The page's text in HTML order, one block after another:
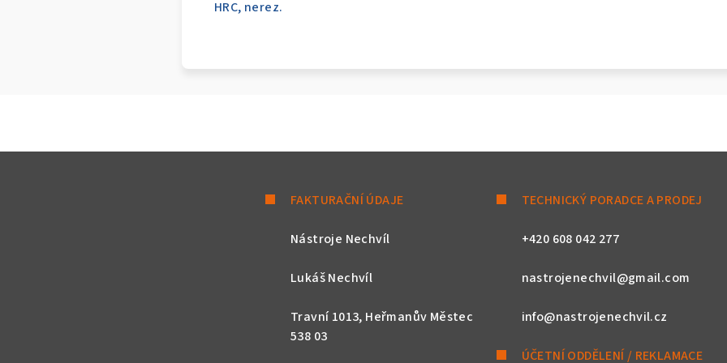
HRC, nerez.
FAKTURAČNÍ ÚDAJE
Nástroje Nechvíl
Lukáš Nechvíl
Travní 1013, Heřmanův Městec
538 03
TECHNICKÝ PORADCE A PRODEJ
+420 608 042 277
nastrojenechvil@gmail.com
info@nastrojenechvil.cz
ÚČETNÍ ODDĚLENÍ / REKLAMACE